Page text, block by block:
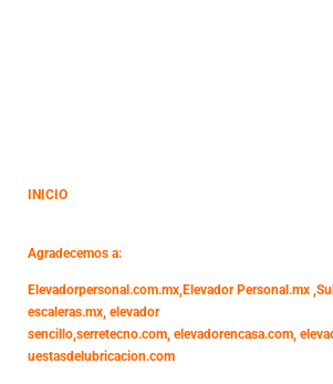
INICIO
Agradecemos a:
Elevadorpersonal.com.mx,Elevador Personal.mx ,
escaleras.mx, elevador
sencillo,serretecno.com, elevadorencasa.com,
uestasdelubricacion.com